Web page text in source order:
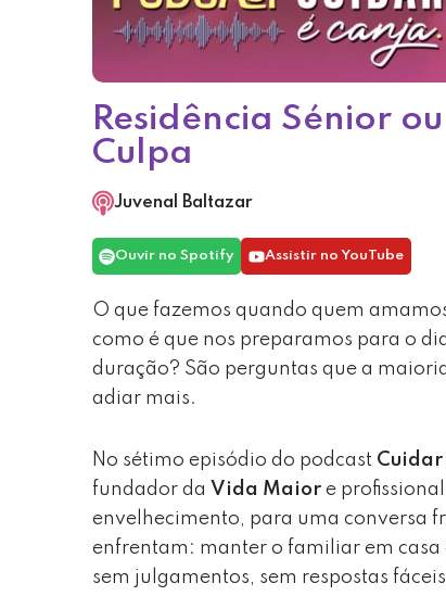
Residência Sénior
Culpa
Juvenal Baltazar
Ouvir no Spotify Assistir no YouTube
O que fazemos quando quem
como é que nos preparamos para o
duração? São perguntas que a
adiar mais.
No sétimo episódio do podcast Cuidar
fundador da Vida Maiore
envelhecimento, para uma conversa
enfrentam: manter o familiar em
sem julgamentos, sem respostas